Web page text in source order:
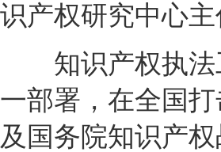
识产权研究中心
知识产权执法工
一部署，在全国
及国务院知识产